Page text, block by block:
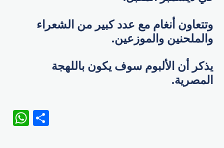
وتتعاون أنغام مع عدد كبير من الشعراء
والملحنين والموزعين.
يذكر أن الألبوم سوف يكون باللهجة
المصرية.
WhatsApp